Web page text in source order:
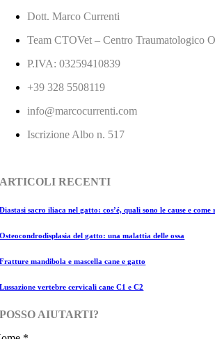
Dott. Marco Currenti
Team CTOVet – Centro Traumatologico
P.IVA: 03259410839
+39 328 5508119
info@marcocurrenti.com
Iscrizione Albo n. 517
ARTICOLI RECENTI
Diastasi sacro iliaca nel gatto: cos’é, quali sono le cause e come
Osteocondrodisplasia del gatto: una malattia delle ossa
Fratture mandibola e mascella cane e gatto
Lussazione vertebre cervicali cane C1 e C2
POSSO AIUTARTI?